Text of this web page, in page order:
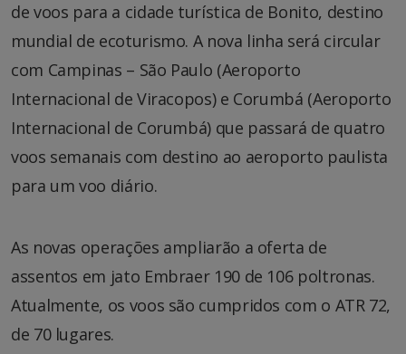
de voos para a cidade turística de Bonito, destino
mundial de ecoturismo. A nova linha será circular
com Campinas – São Paulo (Aeroporto
Internacional de Viracopos) e Corumbá (Aeroporto
Internacional de Corumbá) que passará de quatro
voos semanais com destino ao aeroporto paulista
para um voo diário.
As novas operações ampliarão a oferta de
assentos em jato Embraer 190 de 106 poltronas.
Atualmente, os voos são cumpridos com o ATR 72,
de 70 lugares.